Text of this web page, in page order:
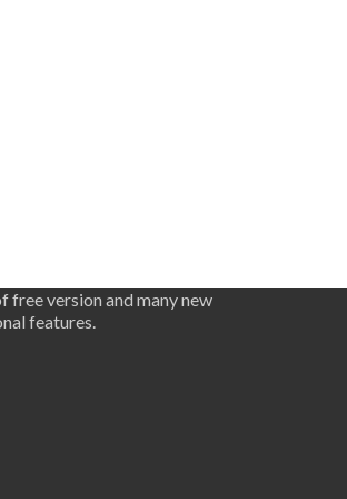
free version and many new
features.